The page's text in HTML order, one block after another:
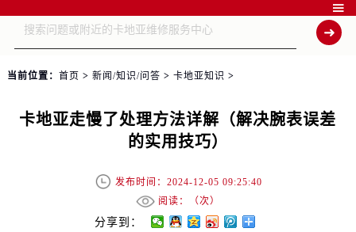

当前位置： 首页 > 新闻/知识/问答 > 卡地亚知识 >
卡地亚走慢了处理方法详解（解决腕表误差
的实用技巧）
发布时间：2024-12-05 09:25:40
阅读：（次）
分享到：